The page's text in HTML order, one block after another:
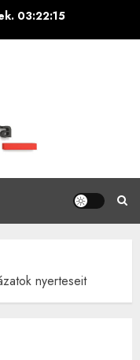
03:22:16
nyerteseit